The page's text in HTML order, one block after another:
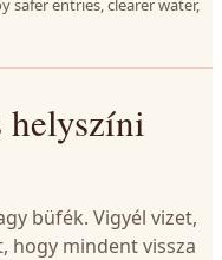
safer entries, clearer water,
büfék. Vigyél vizet,
hogy mindent vissza